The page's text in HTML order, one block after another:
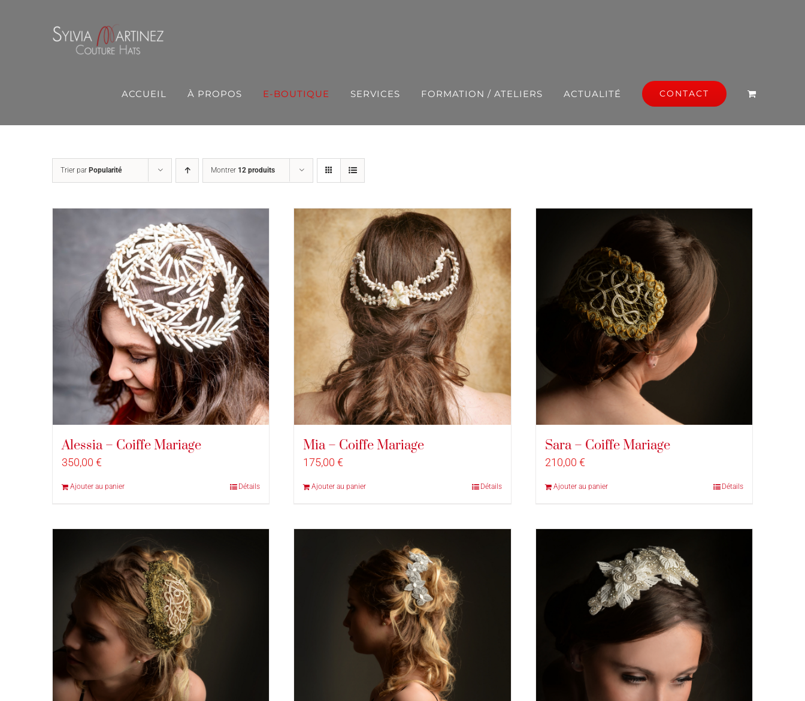
ACCUEIL À PROPOS E-BOUTIQUE SERVICES FORMATION / ATELIERS ACTUALITÉ CONTACT
Trier par Popularité Montrer 12 produits
Alessia – Coiffe Mariage
350,00 €
Ajouter au panier Détails
Mia – Coiffe Mariage
175,00€
Ajouter au panier Détails
Sara – Coiffe Mariage
210,00 €
Ajouter au panier Détails